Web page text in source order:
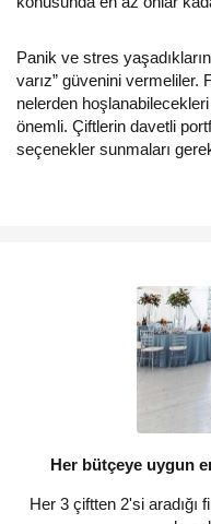
Panik ve stres
varız” güvenini vermeliler.
nelerden
önemli. Çiftlerin davetli
seçenekler sunmaları
Her bütçeye uygun
Her 3 çiftten 2'si aradığı